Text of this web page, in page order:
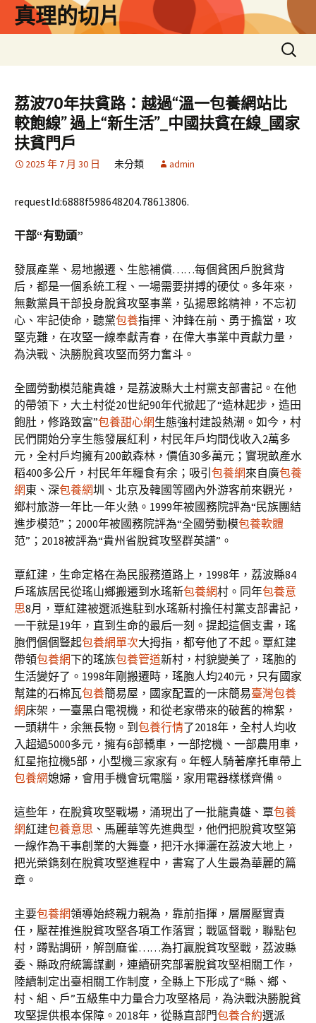
真理的切片
搜
尋
鍵
字:
荔波70年扶貧路：越過“溫一包養網站比
較飽線” 過上“新生活”_中國扶貧在線_國家
扶貧門戶
2025 年 7 月 30 日 未分類 admin
requestId:6888f598648204.78613806.
干部“有勁頭”
發展產業、易地搬遷、生態補償……每個貧困戶脫貧背
后，都是一個系統工程、一場需要拼搏的硬仗。多年來，
無數黨員干部投身脫貧攻堅事業，弘揚恩銘精神，不忘初
心、牢記使命，聽黨包養指揮、沖鋒在前、勇于擔當，攻
堅克難，在攻堅一線奉獻青春，在偉大事業中貢獻力量，
為決戰、決勝脫貧攻堅而努力奮斗。
全國勞動模范龍貴雄，是荔波縣大土村黨支部書記。在他
的帶領下，大土村從20世紀90年代掀起了“造林起步，造田
飽肚，修路致富”包養甜心網生態強村建設熱潮。如今，村
民們開始分享生態發展紅利，村民年戶均間伐收入2萬多
元，全村戶均擁有200畝森林，價值30多萬元；實現畝產水
稻400多公斤，村民年年糧食有余；吸引 包養網來自廣包養
網東、深包養網圳、北京及韓國等國內外游客前來觀光，
鄉村旅游一年比一年火熱。1999年被國務院評為“民族團結
進步模范”；2000年被國務院評為“全國勞動模包養軟體
范”；2018被評為“貴州省脫貧攻堅群英譜”。
覃紅建，生命定格在為民服務道路上，1998年，荔波縣84
戶瑤族居民從瑤山鄉搬遷到水瑤新包養網村。同年包養意
思8月，覃紅建被選派進駐到水瑤新村擔任村黨支部書記，
一干就是19年，直到生命的最后一刻。提起這個支書，瑤
胞們個個豎起包養網單次大拇指，都夸他了不起。覃紅建
帶領包養網下的瑤族包養管道新村，村貌變美了，瑤胞的
生活變好了。1998年剛搬遷時，瑤胞人均240元，只有國家
幫建的石棉瓦包養簡易屋，國家配置的一床簡易臺灣包養
網床架，一臺黑白電視機，和從老家帶來的破舊的棉絮，
一頭耕牛，余無長物。到 包養行情了2018年，全村人均收
入超過5000多元，擁有6部轎車，一部挖機、一部農用車，
紅星拖拉機5部，小型機三家家有。年輕人騎著摩托車帶上
包養網媳婦，會用手機會玩電腦，家用電器樣樣齊備。
這些年，在脫貧攻堅戰場，涌現出了一批龍貴雄、覃包養
網紅建包養意思 、馬麗華等先進典型，他們把脫貧攻堅第
一線作為干事創業的大舞臺，把汗水揮灑在荔波大地上，
把光榮鐫刻在脫貧攻堅進程中，書寫了人生最為華麗的篇
章。
主要包養網領導始終親力親為，靠前指揮，層層壓實責
任，壓茬推進脫貧攻堅各項工作落實；戰區督戰，聯點包
村，蹲點調研，解剖麻雀……為打贏脫貧攻堅戰，荔波縣
委、縣政府統籌謀劃，連續研究部署脫貧攻堅相關工作，
陸續制定出臺相關工作制度，全縣上下形成了“縣、鄉、
村、組、戶”五級集中力量合力攻堅格局，為決戰決勝脫貧
攻堅提供根本保障。2018年，從縣直部門包養合約選派